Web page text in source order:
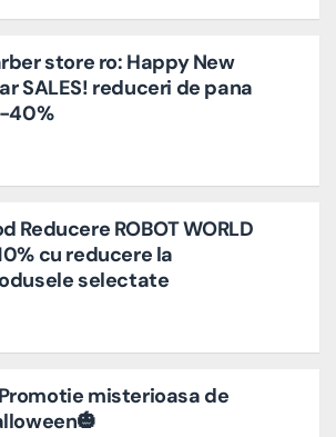
store ro: Happy New
SALES! reduceri de pana
40%
Reducere ROBOT WORLD
cu reducere la
selectate
misterioasa de